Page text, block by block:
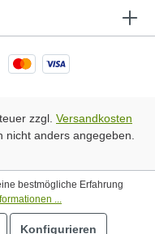
zzgl. Versandkosten
anders angegeben.
bestmögliche Erfahrung
...
Konfigurieren